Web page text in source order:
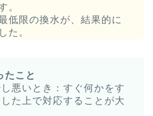
。
低限の換水が、結果的に
た。
たこと
悪いとき：すぐ何かをす
た上で対応することが大